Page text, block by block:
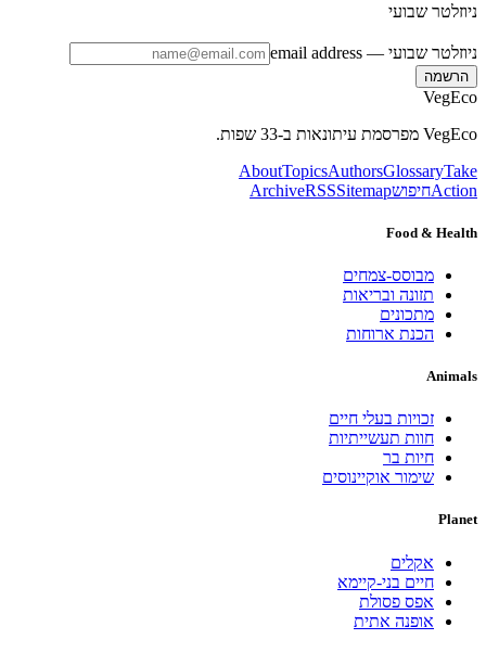
ניוזלטר שבועי
ניוזלטר שבועי — email address
הרשמה
VegEco
VegEco מפרסמת עיתונאות ב-33 שפות.
AboutTopicsAuthorsGlossaryTake
Actionחיפוש ArchiveRSSSitemap
Food & Health
מבוסס-צמחים
תזונה ובריאות
מתכונים
הכנת ארוחות
Animals
זכויות בעלי חיים
חוות תעשייתיות
חיות בר
שימור אוקיינוסים
Planet
אקלים
חיים בני-קיימא
אפס פסולת
אופנה אתית